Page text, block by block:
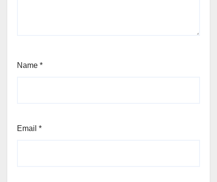
Name *
Email *